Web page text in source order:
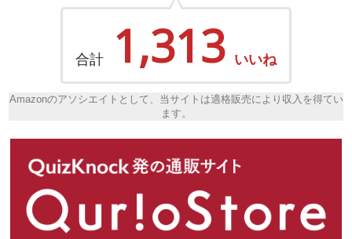
合計 1,313 いいね
Amazonのアソシエイトとして、当サイトは適格販売により収入を得てい
ます。